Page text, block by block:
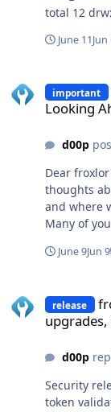
total 12 drwxr-x--x 2
70 Jun 10
1 root root 65 Jun 10 06:05 2-
normal so
June 11Jun
important
Looking
d00p
Dear
thoughts
and where
Many of
project for
maintaining
has always
actually
generated
June 9Jun 9
release
d00p
Security
token